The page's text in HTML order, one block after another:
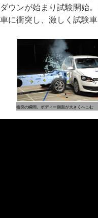
ダウンが始まり試験開始
車に衝突し、激しく試験車
衝突の瞬間。ボディー側面が大きくへこむ